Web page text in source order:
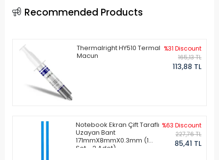
Recommended Products
Thermalright HY510 Termal
Macun
%31 Discount
165,13 TL
113,88 TL
Notebook Ekran Çift Taraflı
Uzayan Bant
171mmX8mmX0.3mm (1
Set - 2 Adet)
%63 Discount
227,76 TL
85,41 TL